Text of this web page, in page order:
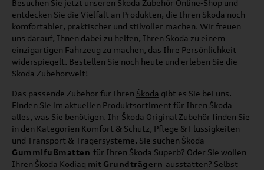
Besuchen Sie jetzt unseren Skoda Zubehör Online-Shop und
entdecken Sie die Vielfalt an Produkten, die Ihren Skoda noch
komfortabler, praktischer und stilvoller machen. Wir freuen
uns darauf, Ihnen dabei zu helfen, Ihren Skoda zu einem
einzigartigen Fahrzeug zu machen, das Ihre Persönlichkeit
widerspiegelt. Bestellen Sie noch heute und erleben Sie die
Skoda Zubehörwelt!
Das passende Zubehör für Ihren Škoda gibt es Sie bei uns.
Finden Sie im aktuellen Produktsortiment für Ihren Škoda
alles, was Sie benötigen. Ihr Škoda Original Zubehör finden Sie
in den Kategorien Komfort & Schutz, Pflege & Flüssigkeiten
und Transport & Trägersysteme. Sie suchen Škoda
Gummifußmatten für Ihren Škoda Superb? Oder Sie wollen
Ihren Škoda Kodiaq mit Grundträgern ausstatten? Selbst